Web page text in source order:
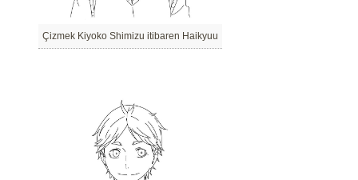
Çizmek Kiyoko Shimizu itibaren Haikyuu